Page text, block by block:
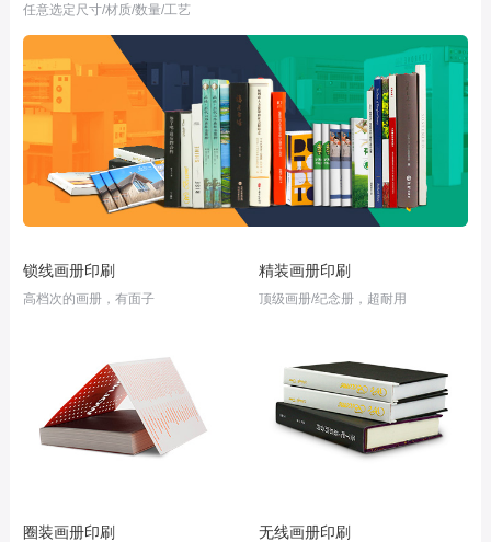
任意选定尺寸/材质/数量/工艺
锁线画册印刷
高档次的画册，有面子
精装画册印刷
顶级画册/纪念册，超耐用
圈装画册印刷 无线画册印刷